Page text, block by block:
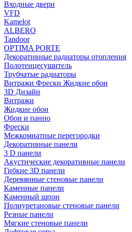
Входные двери
VFD
Kamelot
ALBERO
Tandoor
OPTIMA PORTE
Декоративные радиаторы отопления
Полотенцесушитель
Трубчатые радиаторы
Витражи Фрески Жидкие обои
3D Дизайн
Витражи
Жидкие обои
Обои и панно
Фрески
Межкомнатные перегородки
Декоративные панели
3 D панели
Акустические декоративные панели
Гибкие 3D панели
Деревянные стеновые панели
Каменные панели
Каменный шпон
Полиуретановые стеновые панели
Резные панели
Мягкие стеновые панели